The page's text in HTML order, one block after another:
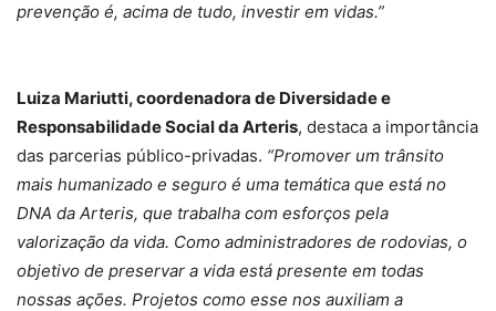
prevenção é, acima de tudo, investir em vidas.”
Luiza Mariutti, coordenadora de Diversidade e
Responsabilidade Social da Arteris, destaca a importância
das parcerias público-privadas. “Promover um trânsito
mais humanizado e seguro é uma temática que está no
DNA da Arteris, que trabalha com esforços pela
valorização da vida. Como administradores de rodovias, o
objetivo de preservar a vida está presente em todas
nossas ações. Projetos como esse nos auxiliam a